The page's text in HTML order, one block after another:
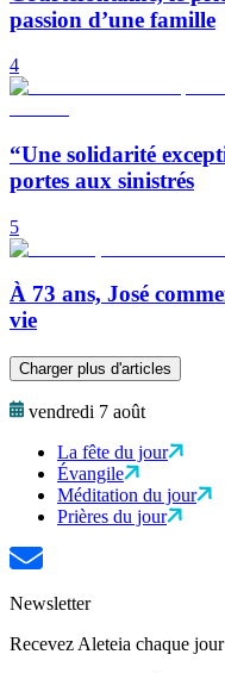
passion d’une famille
4
“Une solidarité
portes aux sinistrés
5
À 73 ans, José
vie
Charger plus d'articles
vendredi 7 août
La fête du jour
Évangile
Méditation du jour
Prières du jour
Newsletter
Recevez Aleteia chaque